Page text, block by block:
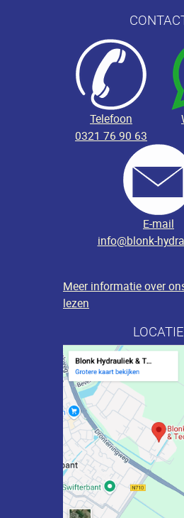
Telefoon
0321 76 90 63
E-mail
info@blonk-
Meer informatie over
lezen
LOCATIE